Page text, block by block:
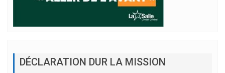
DÉCLARATION DUR LA MISSION